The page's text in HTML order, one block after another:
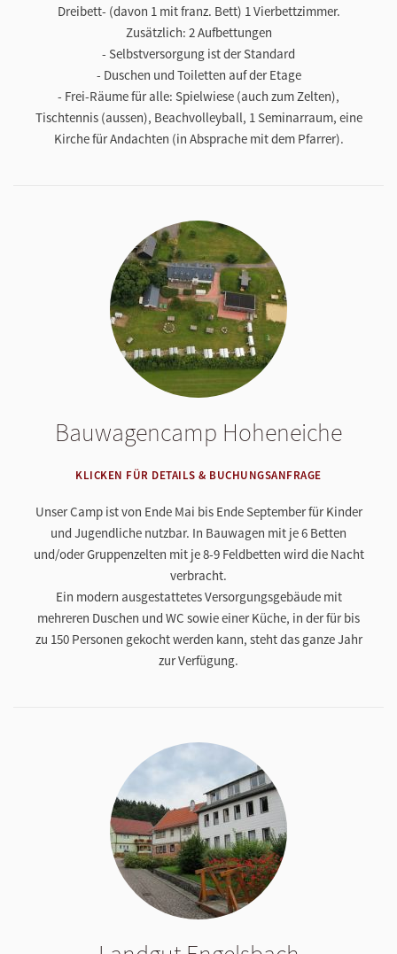
Dreibett- (davon 1 mit franz. Bett) 1 Vierbettzimmer.
Zusätzlich: 2 Aufbettungen
- Selbstversorgung ist der Standard
- Duschen und Toiletten auf der Etage
- Frei-Räume für alle: Spielwiese (auch zum Zelten),
Tischtennis (aussen), Beachvolleyball, 1 Seminarraum, eine
Kirche für Andachten (in Absprache mit dem Pfarrer).
Bauwagencamp Hoheneiche
KLICKEN FÜR DETAILS & BUCHUNGSANFRAGE
Unser Camp ist von Ende Mai bis Ende September für Kinder
und Jugendliche nutzbar. In Bauwagen mit je 6 Betten
und/oder Gruppenzelten mit je 8-9 Feldbetten wird die Nacht
verbracht.
Ein modern ausgestattetes Versorgungsgebäude mit
mehreren Duschen und WC sowie einer Küche, in der für bis
zu 150 Personen gekocht werden kann, steht das ganze Jahr
zur Verfügung.